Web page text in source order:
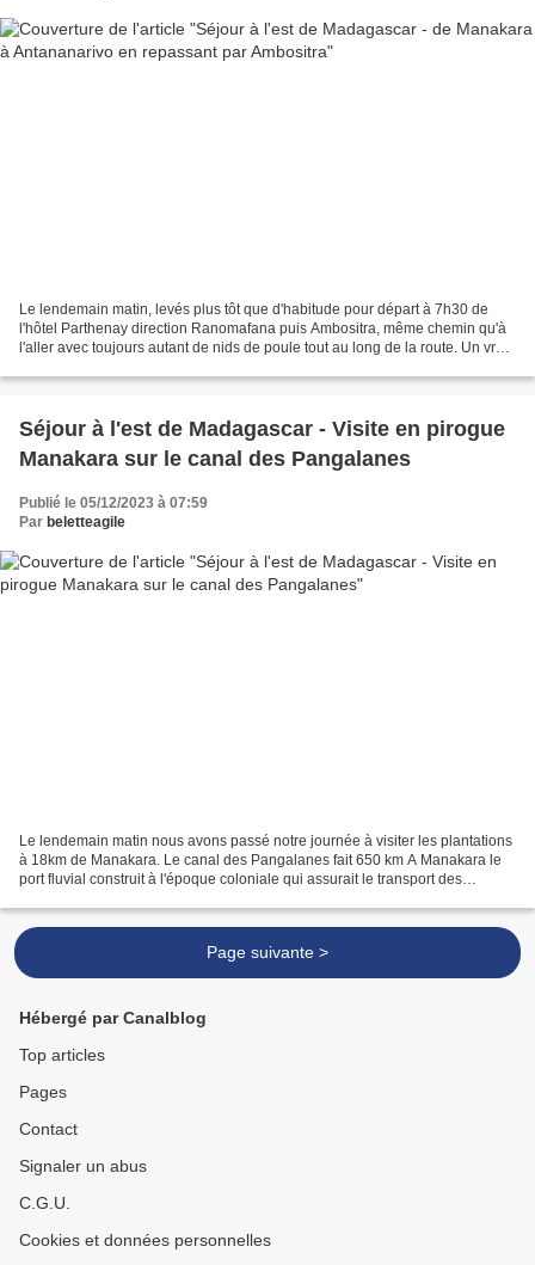
Le lendemain matin, levés plus tôt que d'habitude pour départ à 7h30 de
l'hôtel Parthenay direction Ranomafana puis Ambositra, même chemin qu'à
l'aller avec toujours autant de nids de poule tout au long de la route. Un vrai
Séjour à l'est de Madagascar - Visite en pirogue
Manakara sur le canal des Pangalanes
Publié le 05/12/2023 à 07:59
Par beletteagile
Le lendemain matin nous avons passé notre journée à visiter les plantations
à 18km de Manakara. Le canal des Pangalanes fait 650 km A Manakara le
port fluvial construit à l'époque coloniale qui assurait le transport des
Page suivante >
Hébergé par Canalblog
Top articles
Pages
Contact
Signaler un abus
C.G.U.
Cookies et données personnelles